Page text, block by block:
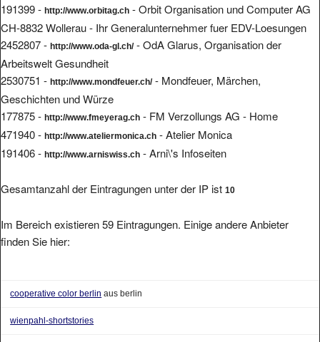
191399 - http://www.orbitag.ch - Orbit Organisation und Computer AG
CH-8832 Wollerau - Ihr Generalunternehmer fuer EDV-Loesungen
2452807 - http://www.oda-gl.ch/- OdA Glarus, Organisation der
Arbeitswelt Gesundheit
2530751 - http://www.mondfeuer.ch/- Mondfeuer, Märchen,
Geschichten und Würze
177875 - http://www.fmeyerag.ch - FM Verzollungs AG - Home
471940 - http://www.ateliermonica.ch - Atelier Monica
191406 - http://www.arniswiss.ch - Arni\'s Infoseiten
Gesamtanzahl der Eintragungen unter der IP ist 10
Im Bereich existieren 59 Eintragungen. Einige andere Anbieter
finden Sie hier:
cooperative color berlin aus berlin
wienpahl-shortstories